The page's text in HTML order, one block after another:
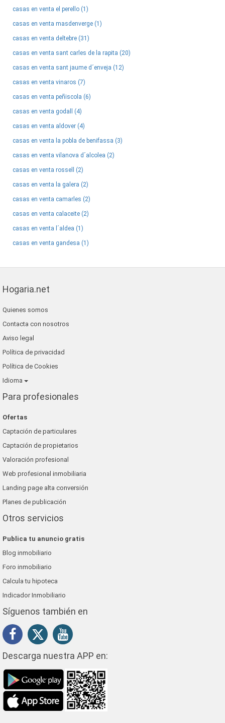
casas en venta el perello (1)
casas en venta masdenverge (1)
casas en venta deltebre (31)
casas en venta sant carles de la rapita (20)
casas en venta sant jaume d´enveja (12)
casas en venta vinaros (7)
casas en venta peñiscola (6)
casas en venta godall (4)
casas en venta aldover (4)
casas en venta la pobla de benifassa (3)
casas en venta vilanova d´alcolea (2)
casas en venta rossell (2)
casas en venta la galera (2)
casas en venta camarles (2)
casas en venta calaceite (2)
casas en venta l´aldea (1)
casas en venta gandesa (1)
Hogaria.net
Quienes somos
Contacta con nosotros
Aviso legal
Política de privacidad
Política de Cookies
Idioma
Para profesionales
Ofertas
Captación de particulares
Captación de propietarios
Valoración profesional
Web profesional inmobiliaria
Landing page alta conversión
Planes de publicación
Otros servicios
Publica tu anuncio gratis
Blog inmobiliario
Foro inmobiliario
Calcula tu hipoteca
Indicador Inmobiliario
Síguenos también en
Descarga nuestra APP en: